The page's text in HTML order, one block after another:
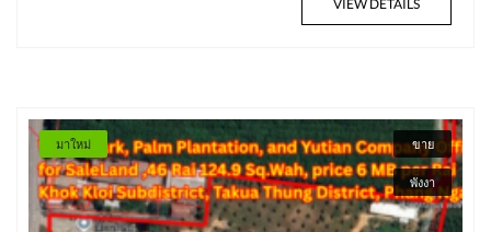
VIEW DETAILS
มาใหม่ ขาย
พังงา